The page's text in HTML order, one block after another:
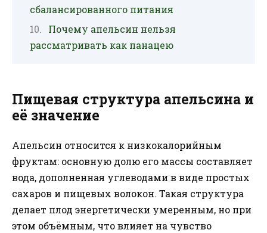
сбалансированного питания
Почему апельсин нельзя
рассматривать как панацею
Пищевая структура апельсина и
её значение
Апельсин относится к низкокалорийным
фруктам: основную долю его массы составляет
вода, дополненная углеводами в виде простых
сахаров и пищевых волокон. Такая структура
делает плод энергетически умеренным, но при
этом объёмным, что влияет на чувство